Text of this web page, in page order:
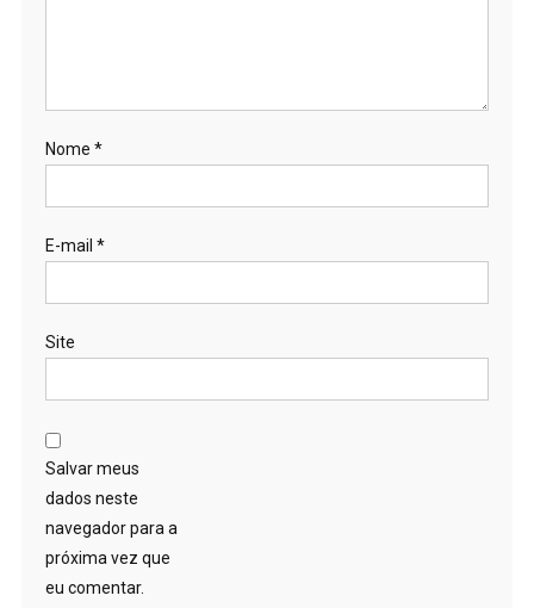
Nome *
E-mail *
Site
Salvar meus
dados neste
navegador para a
próxima vez que
eu comentar.